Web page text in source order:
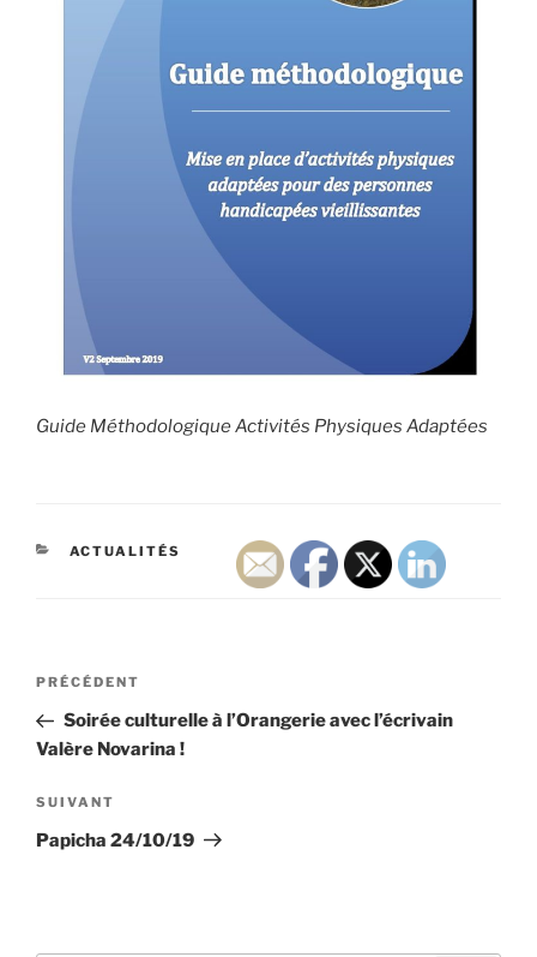
Guide Méthodologique Activités Physiques Adaptées
CATÉGORIES
ACTUALITÉS
Navigation
l’article
Article
précédent
PRÉCÉDENT
Soirée culturelle à l’Orangerie avec l’écrivain
Valère Novarina !
Article
suivant
SUIVANT
Papicha 24/10/19